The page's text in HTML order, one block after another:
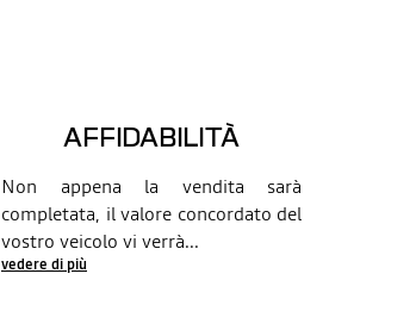
AFFIDABILITÀ
Non appena la vendita sarà
completata, il valore concordato del
vostro veicolo vi verrà...
vedere di più